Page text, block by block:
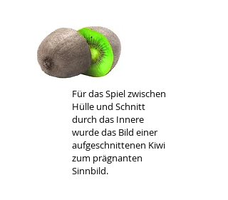
Für das Spiel zwischen
Hülle und Schnitt
durch das Innere
wurdedas Bild einer
aufgeschnittenen Kiwi
zum prägnanten
Sinnbild.